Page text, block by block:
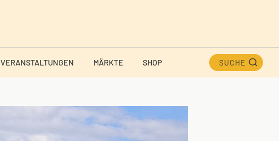
VERANSTALTUNGEN MÄRKTE SHOP SUCHE